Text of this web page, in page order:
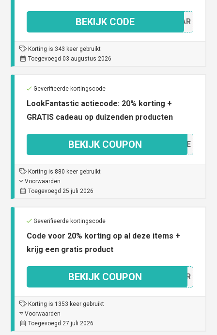
15XAR
BEKIJK CODE
Korting is 343 keer gebruikt
Toegevoegd 03 augustus 2026
Geverifieerde kortingscode
LookFantastic actiecode: 20% korting +
GRATIS cadeau op duizenden producten
BFIRE
BEKIJK COUPON
Korting is 880 keer gebruikt
Voorwaarden
Toegevoegd 25 juli 2026
Geverifieerde kortingscode
Code voor 20% korting op al deze items +
krijg een gratis product
FEBIR
BEKIJK COUPON
Korting is 1353 keer gebruikt
Voorwaarden
Toegevoegd 27 juli 2026